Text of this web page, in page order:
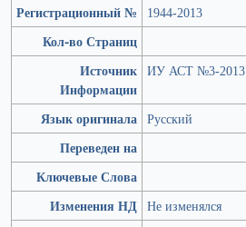
Регистрационный №
1944-2013
Кол-во Страниц
Источник
Информации
ИУ АСТ №3-2013
Язык оригинала Русский
Переведен на
Ключевые Слова
Изменения НД Не изменялся